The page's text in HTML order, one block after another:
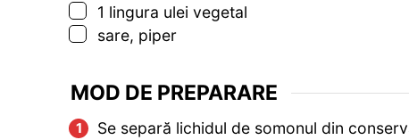
▢
1 lingura ulei vegetal
▢
sare, piper
MOD DE PREPARARE
Se separă lichidul de somonul din